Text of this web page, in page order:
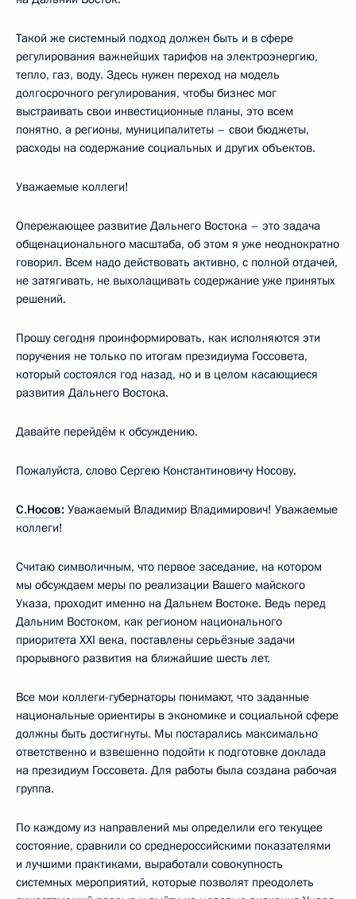
Такой же системный подход должен быть и в сфере
регулирования важнейших тарифов на электроэнергию,
тепло, газ, воду. Здесь нужен переход на модель
долгосрочного регулирования, чтобы бизнес мог
выстраивать свои инвестиционные планы, это всем
понятно, а регионы, муниципалитеты – свои бюджеты,
расходы на содержание социальных и других объектов.
Уважаемые коллеги!
Опережающее развитие Дальнего Востока – это задача
общенационального масштаба, об этом я уже неоднократно
говорил. Всем надо действовать активно, с полной отдачей,
не затягивать, не выхолащивать содержание уже принятых
решений.
Прошу сегодня проинформировать, как исполняются эти
поручения не только по итогам президиума Госсовета,
который состоялся год назад, но и в целом касающиеся
развития Дальнего Востока.
Давайте перейдём к обсуждению.
Пожалуйста, слово Сергею Константиновичу Носову.
С.Носов: Уважаемый Владимир Владимирович! Уважаемые
коллеги!
Считаю символичным, что первое заседание, на котором
мы обсуждаем меры по реализации Вашего майского
Указа, проходит именно на Дальнем Востоке. Ведь перед
Дальним Востоком, как регионом национального
приоритета XXI века, поставлены серьёзные задачи
прорывного развития на ближайшие шесть лет.
Все мои коллеги-губернаторы понимают, что заданные
национальные ориентиры в экономике и социальной сфере
должны быть достигнуты. Мы постарались максимально
ответственно и взвешенно подойти к подготовке доклада
на президиум Госсовета. Для работы была создана рабочая
группа.
По каждому из направлений мы определили его текущее
состояние, сравнили со среднероссийскими показателями
и лучшими практиками, выработали совокупность
системных мероприятий, которые позволят преодолеть